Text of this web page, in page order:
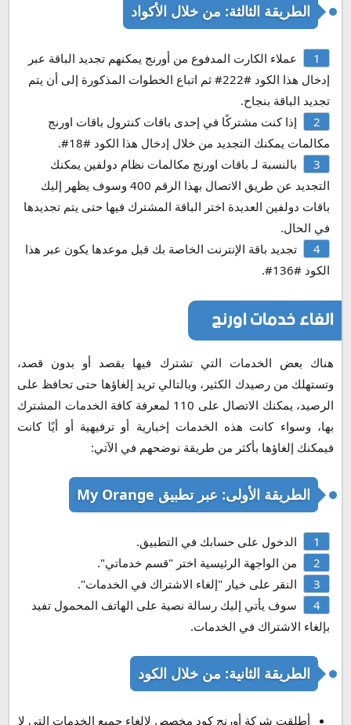
الطريقة الثالثة: من خلال الأكواد
عملاء الكارت المدفوع من أورنج يمكنهم تجديد الباقة عبر
إدخال هذا الكود #222# ثم اتباع الخطوات المذكورة إلى أن يتم
تجديد الباقة بنجاح.
إذا كنت مشتركًا في إحدى باقات كنترول باقات اورنج
مكالمات يمكنك التجديد من خلال إدخال هذا الكود #18#.
بالنسبة لـ باقات اورنج مكالمات نظام دولفين يمكنك
التجديد عن طريق الاتصال بهذا الرقم 400 وسوف يظهر إليك
باقات دولفين العديدة اختر الباقة المشترك فيها حتى يتم تجديدها
في الحال.
تجديد باقة الإنترنت الخاصة بك قبل موعدها يكون عبر هذا
الكود #136#.
الغاء خدمات اورنج
هناك بعض الخدمات التي تشترك فيها بقصد أو بدون قصد،
وتستهلك من رصيدك الكثير، وبالتالي تريد إلغاؤها حتى تحافظ على
الرصيد، يمكنك الاتصال على 110 لمعرفة كافة الخدمات المشترك
بها، وسواء كانت هذه الخدمات إخبارية أو ترفيهية أو أيًا كانت
فيمكنك إلغاؤها بأكثر من طريقة نوضحهم في الآتي:
الطريقة الأولى: عبر تطبيق My Orange
الدخول على حسابك في التطبيق.
من الواجهة الرئيسية اختر "قسم خدماتي".
النقر على خيار "إلغاء الاشتراك في الخدمات".
سوف يأتي إليك رسالة نصية على الهاتف المحمول تفيد
بإلغاء الاشتراك في الخدمات.
الطريقة الثانية: من خلال الكود
أطلقت شركة أورنج كود مخصص لإلغاء جميع الخدمات التي لا